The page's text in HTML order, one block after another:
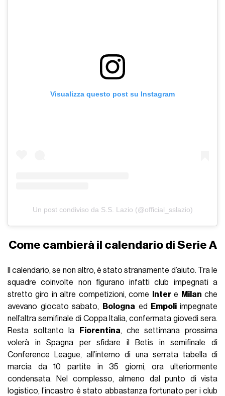
Visualizza questo post su Instagram
Un post condiviso da S.S. Lazio (@official_sslazio)
Come cambierà il calendario di Serie A
Il calendario, se non altro, è stato stranamente d’aiuto. Tra le
squadre coinvolte non figurano infatti club impegnati a
stretto giro in altre competizioni, come
Intere Milan che
avevano giocato sabato,
Bologna ed Empoli impegnate
nell’altra semifinale di Coppa Italia, confermata giovedì sera.
Resta soltanto la
Fiorentina, che settimana prossima
volerà in Spagna per sfidare il Betis in semifinale di
Conference League, all’interno di una serrata tabella di
marcia da 10 partite in 35 giorni, ora ulteriormente
condensata. Nel complesso, almeno dal punto di vista
logistico, l’incastro è stato abbastanza fortunato per i club